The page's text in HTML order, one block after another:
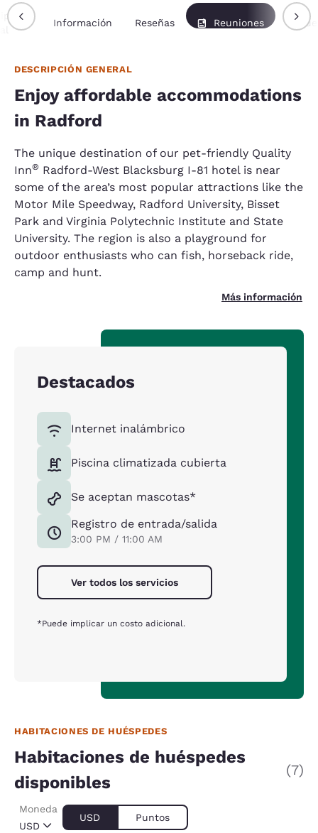
Información Reseñas Reuniones
DESCRIPCIÓN GENERAL
Enjoy affordable accommodations
in Radford
The unique destination of our pet-friendly Quality
Inn® Radford-West Blacksburg I-81 hotel is near
some of the area’s most popular attractions like the
Motor Mile Speedway, Radford University, Bisset
Park and Virginia Polytechnic Institute and State
University. The region is also a playground for
outdoor enthusiasts who can fish, horseback ride,
camp and hunt.
Más información
Destacados
Internet inalámbrico
Piscina climatizada cubierta
Se aceptan mascotas*
Registro de entrada/salida
3:00 PM / 11:00 AM
Ver todos los servicios
*Puede implicar un costo adicional.
HABITACIONES DE HUÉSPEDES
Habitaciones de huéspedes
disponibles
(7)
USD
Moneda
USD Puntos